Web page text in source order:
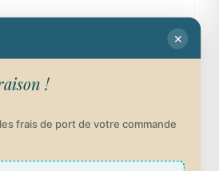
✕
!
frais de port de votre commande